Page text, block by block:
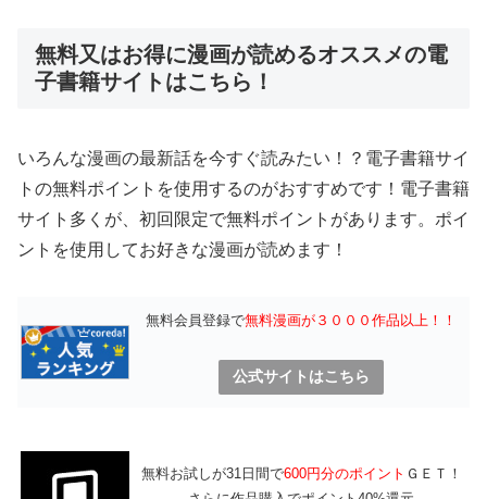
無料又はお得に漫画が読めるオススメの電
子書籍サイトはこちら！
いろんな漫画の最新話を今すぐ読みたい！？電子書籍サイ
トの無料ポイントを使用するのがおすすめです！電子書籍
サイト多くが、初回限定で無料ポイントがあります。ポイ
ントを使用してお好きな漫画が読めます！
無料会員登録で無料漫画が３０００作品以上！！
公式サイトはこちら
無料お試しが31日間で600円分のポイント ＧＥＴ！